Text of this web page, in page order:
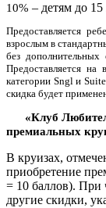
10% – детям до
Предоставляется
взрослым в
без дополнительных
Предоставляется на
категории Sngl и
скидка будет
«Клуб
премиальных
В круизах,
приобретение
= 10 баллов). При
другие скидки,